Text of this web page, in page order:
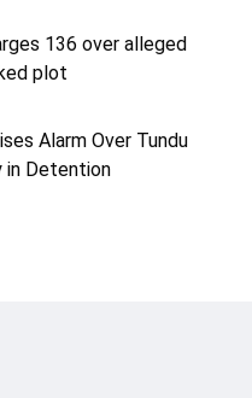
136 over alleged
plot
Alarm Over Tundu
in Detention